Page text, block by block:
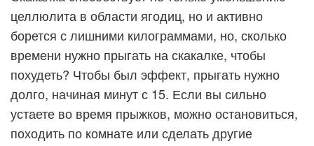
целлюлита в области ягодиц, но и активно
борется с лишними килограммами, но, сколько
времени нужно прыгать на скакалке, чтобы
похудеть? Чтобы был эффект, прыгать нужно
долго, начиная минут с 15. Если вы сильно
устаете во время прыжков, можно остановиться,
походить по комнате или сделать другие